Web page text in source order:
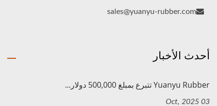
sales@yuanyu-rubber.com
أحدث الأخبار
Yuanyu Rubber تتبرع بمبلغ 500,000 دولار...
03 Oct, 2025